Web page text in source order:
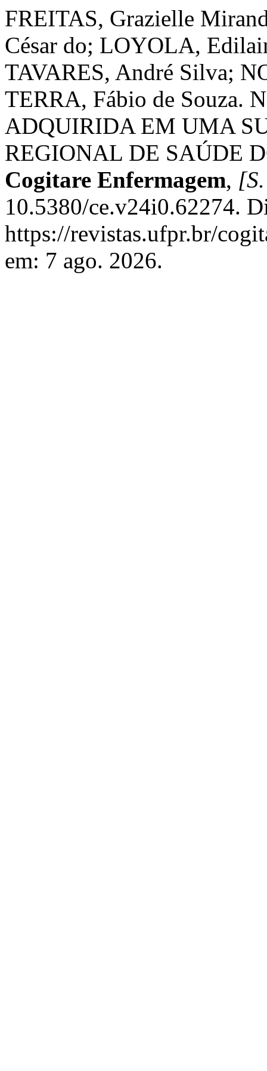
FREITAS, Grazielle
César do; LOYOLA,
TAVARES, André Silva;
TERRA, Fábio de Souza.
ADQUIRIDA EM UMA
REGIONAL DE SAÚDE
Cogitare Enfermagem,
10.5380/ce.v24i0.62274.
https://revistas.ufpr.br/
em: 7 ago. 2026.